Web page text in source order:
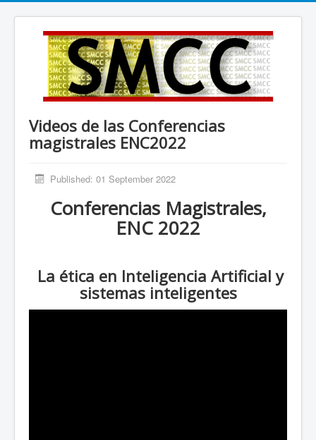
Videos de las Conferencias
magistrales ENC2022
Published: 01 September 2022
Conferencias Magistrales,
ENC 2022
La ética en Inteligencia Artificial y
sistemas inteligentes